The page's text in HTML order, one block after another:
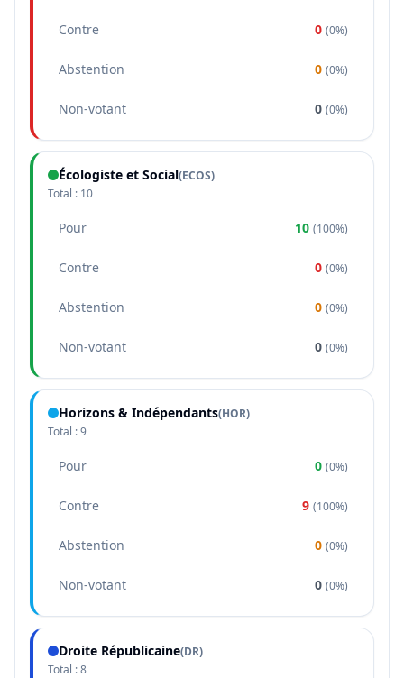
Contre 0 (0%)
Abstention 0 (0%)
Non-votant 0 (0%)
Écologiste et Social(ECOS)
Total : 10
Pour 10 (100%)
Contre 0 (0%)
Abstention 0 (0%)
Non-votant 0 (0%)
Horizons & Indépendants(HOR)
Total :9
Pour 0 (0%)
Contre 9 (100%)
Abstention 0 (0%)
Non-votant 0 (0%)
Droite Républicaine(DR)
Total :8